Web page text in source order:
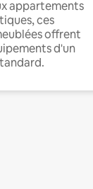
appartements
ces
offrent
d'un